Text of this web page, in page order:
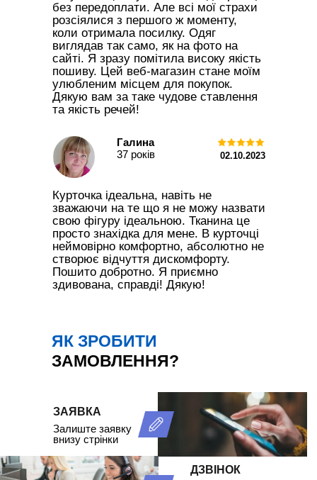
без передоплати. Але всі мої страхи
розсіялися з першого ж моменту,
коли отримала посилку. Одяг
виглядав так само, як на фото на
сайті. Я зразу помітила високу якість
пошиву. Цей веб-магазин стане моїм
улюбленим місцем для покупок.
Дякую вам за таке чудове ставлення
та якість речей!
02.10.2 023
Галина
37 років
Курточка ідеальна, навіть не
зважаючи на те що я не можу назвати
свою фігуру ідеальною. Тканина це
просто знахідка для мене. В курточці
неймовірно комфортно, абсолютно не
створює відчуття дискомфорту.
Пошито добротно. Я приємно
здивована, справді! Дякую!
ЯК ЗРОБИТИ
ЗАМОВЛЕННЯ?
ЗАЯВКА
ДЗВІНОК
Залиште заявку
внизу стрінки